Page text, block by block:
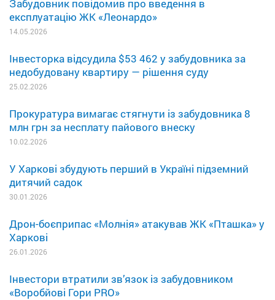
Забудовник повідомив про введення в
експлуатацію ЖК «Леонардо»
14.05.2026
Інвесторка відсудила $53 462 у забудовника за
недобудовану квартиру — рішення суду
25.02.2026
Прокуратура вимагає стягнути із забудовника 8
млн грн за несплату пайового внеску
10.02.2026
У Харкові збудують перший в Україні підземний
дитячий садок
30.01.2026
Дрон-боєприпас «Молнія» атакував ЖК «Пташка» у
Харкові
26.01.2026
Інвестори втратили зв’язок із забудовником
«Воробйові Гори PRO»